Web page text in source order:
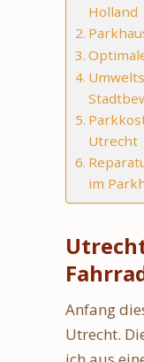
Holland
Utrecht
im
Anfang
Utrecht.